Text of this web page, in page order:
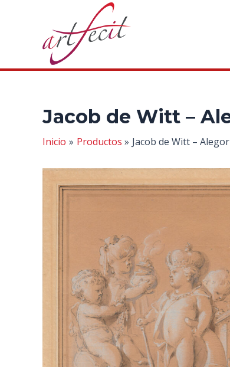
Jacob de Witt –
Inicio Productos Jacob de Witt –